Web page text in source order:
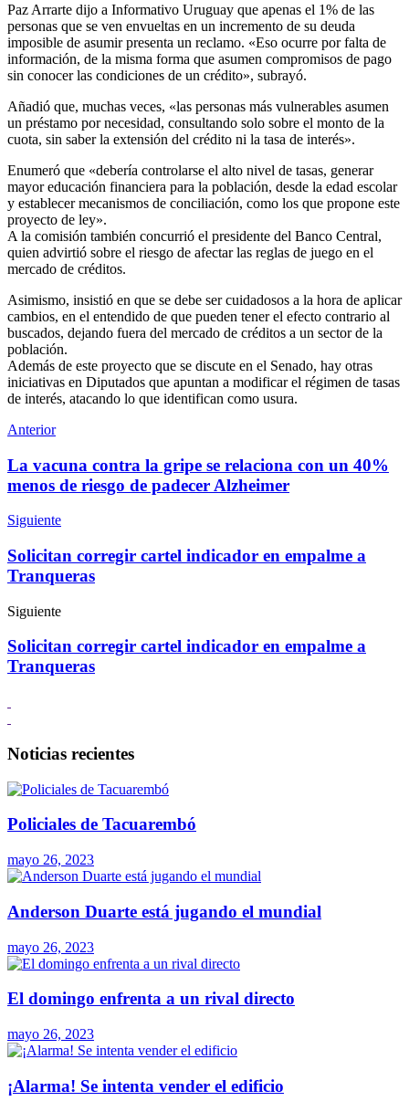
Paz Arrarte dijo a Informativo Uruguay que apenas el 1% de las
personas que se ven envueltas en un incremento de su deuda
imposible de asumir presenta un reclamo. «Eso ocurre por falta de
información, de la misma forma que asumen compromisos de pago
sin conocer las condiciones de un crédito», subrayó.
Añadió que, muchas veces, «las personas más vulnerables asumen
un préstamo por necesidad, consultando solo sobre el monto de la
cuota, sin saber la extensión del crédito ni la tasa de interés».
Enumeró que «debería controlarse el alto nivel de tasas, generar
mayor educación financiera para la población, desde la edad escolar
y establecer mecanismos de conciliación, como los que propone este
proyecto de ley».
A la comisión también concurrió el presidente del Banco Central,
quien advirtió sobre el riesgo de afectar las reglas de juego en el
mercado de créditos.
Asimismo, insistió en que se debe ser cuidadosos a la hora de aplicar
cambios, en el entendido de que pueden tener el efecto contrario al
buscados, dejando fuera del mercado de créditos a un sector de la
población.
Además de este proyecto que se discute en el Senado, hay otras
iniciativas en Diputados que apuntan a modificar el régimen de tasas
de interés, atacando lo que identifican como usura.
Anterior
La vacuna contra la gripe se relaciona con un 40%
menos de riesgo de padecer Alzheimer
Siguiente
Solicitan corregir cartel indicador en empalme a
Tranqueras
Siguiente
Solicitan corregir cartel indicador en empalme a
Tranqueras
Noticias recientes
Policiales de Tacuarembó
mayo 26, 2023
Anderson Duarte está jugando el mundial
mayo 26, 2023
El domingo enfrenta a un rival directo
mayo 26, 2023
¡Alarma! Se intenta vender el edificio